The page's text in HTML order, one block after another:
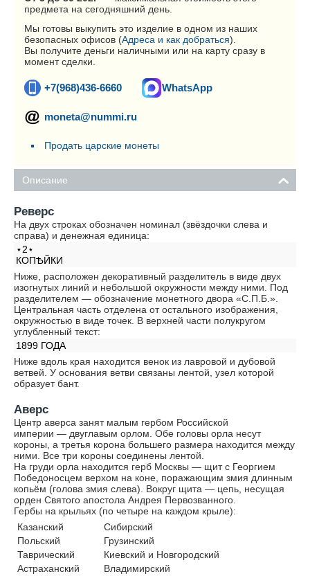
предмета на сегодняшний день.
Мы готовы выкупить это изделие в одном из наших
безопасных офисов (Адреса и как добраться).
Вы получите деньги наличными или на карту сразу в
момент сделки.
+7(968)436-6660 WhatsApp
moneta@nummi.ru
Продать царские монеты
Описание
Реверс
На двух строках обозначен номинал (звёздочки слева и
справа) и денежная единица:
⋆2⋆
КОПѢЙКИ
Ниже, расположен декоративный разделитель в виде двух
изогнутых линий и небольшой окружности между ними. Под
разделителем — обозначение монетного двора «С.П.Б.».
Центральная часть отделена от остального изображения,
окружностью в виде точек. В верхней части полукругом
углубленный текст:
1899 ГОДА
Ниже вдоль края находится венок из лавровой и дубовой
ветвей. У основания ветви связаны лентой, узел которой
образует бант.
Аверс
Центр аверса занят малым гербом Российской
империи — двуглавым орлом. Обе головы орла несут
короны, а третья корона большего размера находится между
ними. Все три короны соединены лентой.
На груди орла находится герб Москвы — щит с Георгием
Победоносцем верхом на коне, поражающим змия длинным
копьём (голова змия слева). Вокруг щита — цепь, несущая
орден Святого апостола Андрея Первозванного.
Гербы на крыльях (по четыре на каждом крыле):
Казанский
Польский
Таврический
Астраханский
Сибирский
Грузинский
Киевский и Новгородский
Владимирский